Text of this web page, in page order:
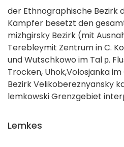
der Ethnographische
Kämpfer besetzt den
mizhgirsky Bezirk (mit
Terebleymit Zentrum in C.
und Wutschkowo im Tal р.
Trocken, Uhok,Volosjanka
Bezirk Velikobereznyansky
lemkowski Grenzgebiet
Lemkes